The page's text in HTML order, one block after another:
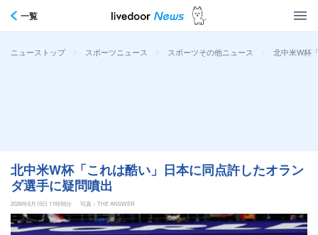
一覧
ニューストップ > スポーツニュース > スポーツその他ニュース > 北中米W杯
北中米W杯「これは酷い」日本に同点許したオラン
ダ選手に疑問噴出
2026年6月15日 11時55分 写真：THE ANSWER